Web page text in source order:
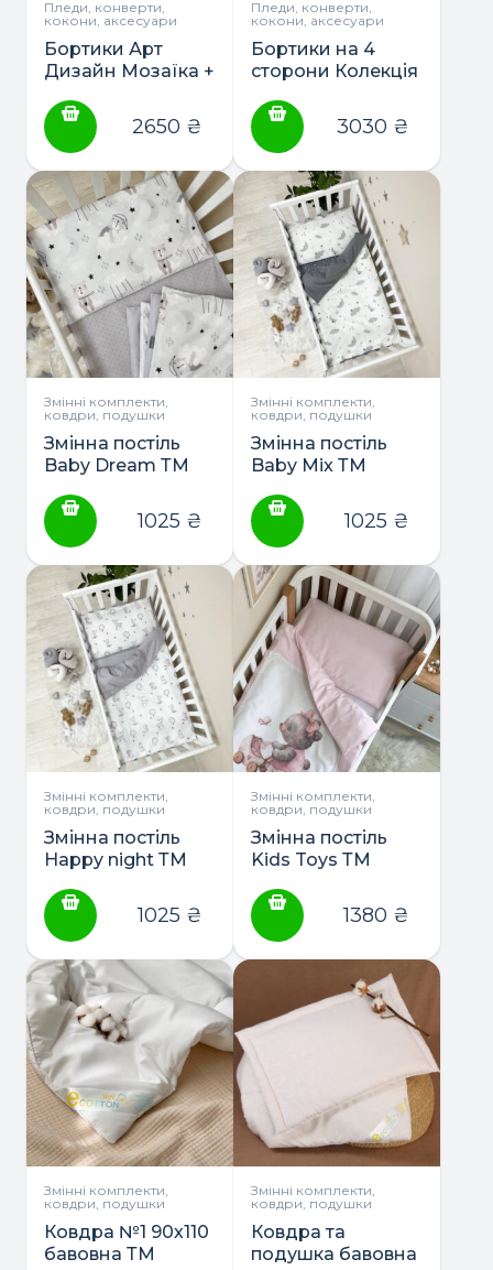
Пледи, конверти,
кокони, аксесуари
Бортики Арт
Дизайн Мозаїка +
коса ТМ
Маленька Соня
2650 ₴
Пледи, конверти,
кокони, аксесуари
Бортики на 4
сторони Колекція
простирадло ТМ
Маленька Соня
3030 ₴
Змінні комплекти,
ковдри, подушки
Змінна постіль
Baby Dream ТМ
1025 ₴
Змінні комплекти,
ковдри, подушки
Змінна постіль
Baby Mix ТМ
1025 ₴
Змінні комплекти,
ковдри, подушки
Змінна постіль
Happy night ТМ
1025 ₴
Змінні комплекти,
ковдри, подушки
Змінна постіль
Kids Toys ТМ
1380 ₴
Змінні комплекти,
ковдри, подушки
Ковдра №1 90х110
бавовна ТМ
Змінні комплекти,
ковдри, подушки
Ковдра та
подушка бавовна